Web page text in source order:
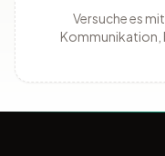
Versuche es
Kommunikation,